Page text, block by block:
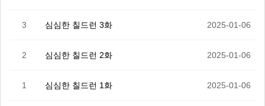
3 심심한 칠드런 3화 2025-01-06
2 심심한 칠드런 2화 2025-01-06
1 심심한 칠드런 1화 2025-01-06